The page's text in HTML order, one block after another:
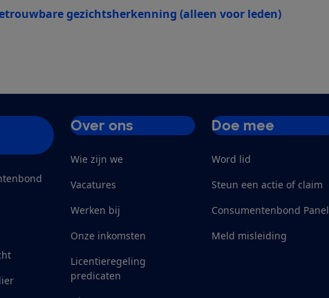
gezichtsherkenning (alleen voor leden)
Over ons
Wie zijn we
Vacatures
Werken bij
Onze inkomsten
Licentieregeling
predicaten
Doe mee
Word lid
Steun een actie of claim
Consumentenbond Panel
Meld misleiding